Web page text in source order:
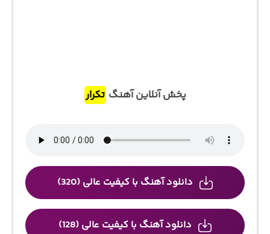
پخش آنلاین آهنگ تکرار
دانلود آهنگ با کیفیت عالی (320)
دانلود آهنگ با کیفیت عالی (128)